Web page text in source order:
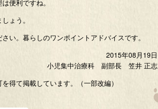
便利ですね。
ょう。
い。暮らしのワンポイントアドバイスです。
2015年08月19日
小児集中治療科 副部長 笠井 正志
得て掲載しています。（一部改編）